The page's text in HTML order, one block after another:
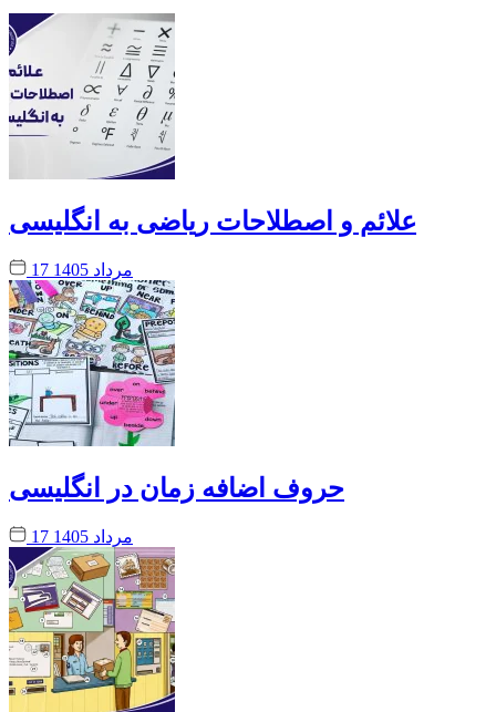
علائم و اصطلاحات ریاضی به انگلیسی
17 مرداد 1405
حروف اضافه زمان در انگلیسی
17 مرداد 1405